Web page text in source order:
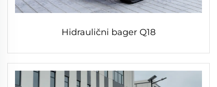
Hidraulični bager Q18